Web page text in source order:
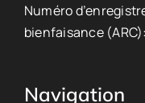
Numéro
bienfaisance
Navigation